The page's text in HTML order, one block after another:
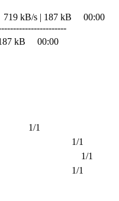
kB 00:00
1/1
1/1
1/1